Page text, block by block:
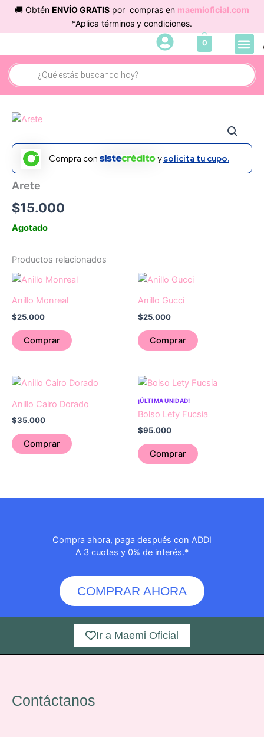
contenido
🚚 Obtén ENVÍO GRATIS por compras en maemioficial.com
*Aplica términos y condiciones.
0
Búsqueda
de
productos
Compra con ysolicita tu cupo.
Arete
$15.000
Agotado
Productos relacionados
Anillo Monreal
$25.000
Comprar
Anillo Gucci
$25.000
Comprar
Anillo Cairo Dorado
$35.000
Comprar
¡ÚLTIMA UNIDAD!
Bolso Lety Fucsia
$95.000
Comprar
Compra ahora, paga después con ADDI
A 3 cuotas y 0% de interés.*
COMPRAR AHORA
Ir a Maemi Oficial
Contáctanos